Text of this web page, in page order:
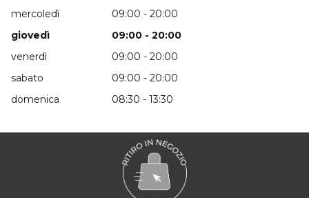
mercoledì
09:00 - 20:00
giovedì
09:00 - 20:00
venerdì
09:00 - 20:00
sabato
09:00 - 20:00
domenica
08:30 - 13:30